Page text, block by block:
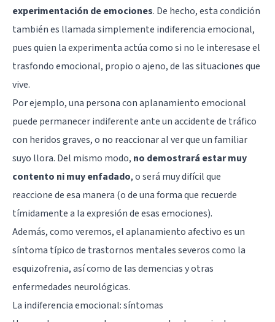
experimentación de emociones. De hecho, esta condición
también es llamada simplemente indiferencia emocional,
pues quien la experimenta actúa como si no le interesase el
trasfondo emocional, propio o ajeno, de las situaciones que
vive.
Por ejemplo, una persona con aplanamiento emocional
puede permanecer indiferente ante un accidente de tráfico
con heridos graves, o no reaccionar al ver que un familiar
suyo llora. Del mismo modo, no demostrará estar muy
contento ni muy enfadado, o será muy difícil que
reaccione de esa manera (o de una forma que recuerde
tímidamente a la expresión de esas emociones).
Además, como veremos, el aplanamiento afectivo es un
síntoma típico de trastornos mentales severos como la
esquizofrenia, así como de lasdemenciasy otras
enfermedades neurológicas.
La indiferencia emocional: síntomas